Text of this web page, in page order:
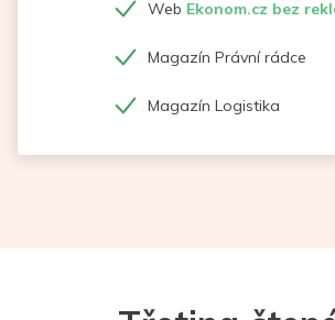
Web Ekonom.cz bez
Magazín Právní rádce
Magazín Logistika